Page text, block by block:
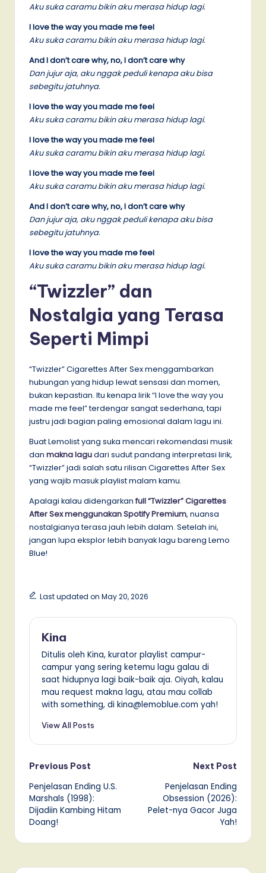
Aku suka caramu bikin aku merasa hidup lagi.
I love the way you made me feel
Aku suka caramu bikin aku merasa hidup lagi.
And I don’t care why, no, I don’t care why
Dan jujur aja, aku nggak peduli kenapa aku bisa
sebegitu jatuhnya.
I love the way you made me feel
Aku suka caramu bikin aku merasa hidup lagi.
I love the way you made me feel
Aku suka caramu bikin aku merasa hidup lagi.
I love the way you made me feel
Aku suka caramu bikin aku merasa hidup lagi.
And I don’t care why, no, I don’t care why
Dan jujur aja, aku nggak peduli kenapa aku bisa
sebegitu jatuhnya.
I love the way you made me feel
Aku suka caramu bikin aku merasa hidup lagi.
“Twizzler” dan
Nostalgia yang Terasa
Seperti Mimpi
“Twizzler” Cigarettes After Sex menggambarkan
hubungan yang hidup lewat sensasi dan momen,
bukan kepastian. Itu kenapa lirik “I love the way you
made me feel” terdengar sangat sederhana, tapi
justru jadi bagian paling emosional dalam lagu ini.
Buat Lemolist yang suka mencari rekomendasi musik
dan makna lagudari sudut pandang interpretasi lirik,
“Twizzler” jadi salah satu rilisan Cigarettes After Sex
yang wajib masuk playlist malam kamu.
Apalagi kalau didengarkan full “Twizzler” Cigarettes
After Sex menggunakan Spotify Premium, nuansa
nostalgianya terasa jauh lebih dalam. Setelah ini,
jangan lupa eksplor lebih banyak lagu bareng Lemo
Blue!
Last updated on May 20, 2026
Kina
Ditulis oleh Kina, kurator playlist campur-
campur yang sering ketemu lagu galau di
saat hidupnya lagi baik-baik aja. Oiyah, kalau
mau request makna lagu, atau mau collab
with something, di kina@lemoblue.com yah!
View All Posts
Post
navigation
Previous Post
Penjelasan Ending U.S.
Marshals (1998):
Dijadiin Kambing Hitam
Doang!
Next Post
Penjelasan Ending
Obsession (2026):
Pelet-nya Gacor Juga
Yah!